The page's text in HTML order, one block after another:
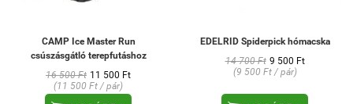
CAMP Ice Master Run
csúszásgátló terepfutáshoz
16 500 Ft 11 500 Ft
(11 500 Ft / pár)
EDELRID Spiderpick hómacska
14 700 Ft 9 500 Ft
(9 500 Ft / pár)